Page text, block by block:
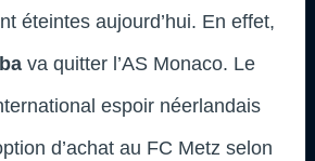
éteintes aujourd’hui. En effet,
va quitter l’AS Monaco. Le
espoir néerlandais
d’achat au FC Metz selon